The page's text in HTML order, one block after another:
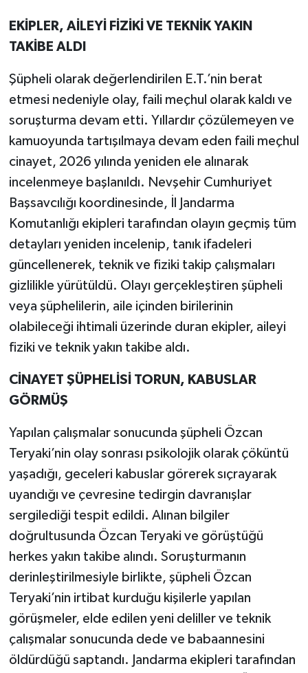
EKİPLER, AİLEYİ FİZİKİ VE TEKNİK YAKIN
TAKİBE ALDI
Şüpheli olarak değerlendirilen E.T.’nin berat
etmesi nedeniyle olay, faili meçhul olarak kaldı ve
soruşturma devam etti. Yıllardır çözülemeyen ve
kamuoyunda tartışılmaya devam eden faili meçhul
cinayet, 2026 yılında yeniden ele alınarak
incelenmeye başlanıldı. Nevşehir Cumhuriyet
Başsavcılığı koordinesinde, İl Jandarma
Komutanlığı ekipleri tarafından olayın geçmiş tüm
detayları yeniden incelenip, tanık ifadeleri
güncellenerek, teknik ve fiziki takip çalışmaları
gizlilikle yürütüldü. Olayı gerçekleştiren şüpheli
veya şüphelilerin, aile içinden birilerinin
olabileceği ihtimali üzerinde duran ekipler, aileyi
fiziki ve teknik yakın takibe aldı.
CİNAYET ŞÜPHELİSİ TORUN, KABUSLAR
GÖRMÜŞ
Yapılan çalışmalar sonucunda şüpheli Özcan
Teryaki’nin olay sonrası psikolojik olarak çöküntü
yaşadığı, geceleri kabuslar görerek sıçrayarak
uyandığı ve çevresine tedirgin davranışlar
sergilediği tespit edildi. Alınan bilgiler
doğrultusunda Özcan Teryaki ve görüştüğü
herkes yakın takibe alındı. Soruşturmanın
derinleştirilmesiyle birlikte, şüpheli Özcan
Teryaki’nin irtibat kurduğu kişilerle yapılan
görüşmeler, elde edilen yeni deliller ve teknik
çalışmalar sonucunda dede ve babaannesini
öldürdüğü saptandı. Jandarma ekipleri tarafından